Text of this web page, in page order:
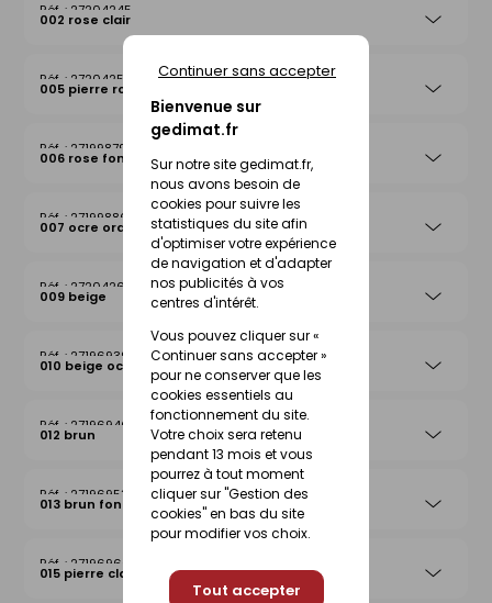
Bienvenue sur
gedimat.fr
Sur notre site gedimat.fr,
nous avons besoin de
cookies pour suivre les
statistiques du site afin
d'optimiser votre expérience
de navigation et d'adapter
nos publicités à vos
centres d'intérêt.
Vous pouvez cliquer sur «
Continuer sans accepter »
pour ne conserver que les
cookies essentiels au
fonctionnement du site.
Votre choix sera retenu
pendant 13 mois et vous
pourrez à tout moment
cliquer sur "Gestion des
cookies" en bas du site
pour modifier vos choix.
Tout accepter
Continuer sans accepter
27204245
002 rose clair
27204252
005 pierre rosée
27199879
006 rose foncé
27199886
007 ocre orange
27204269
009 beige
27196939
010 beige ocre
27196946
012 brun
27196953
013 brun foncé
27196960
015 pierre claire